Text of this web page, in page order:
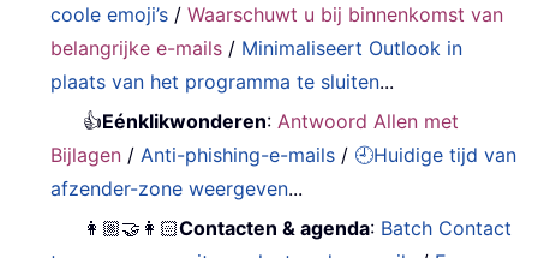
coole emoji’s /Waarschuwt u bij binnenkomst van
belangrijke e-mails / Minimaliseert Outlook in
plaats van het programma te sluiten...
👍Eénklikwonderen: Antwoord Allen met
Bijlagen / Anti-phishing-e-mails / 🕘Huidige tijd van
afzender-zone weergeven...
👩🏼‍🤝‍👩🏻Contacten & agenda: Batch Contact